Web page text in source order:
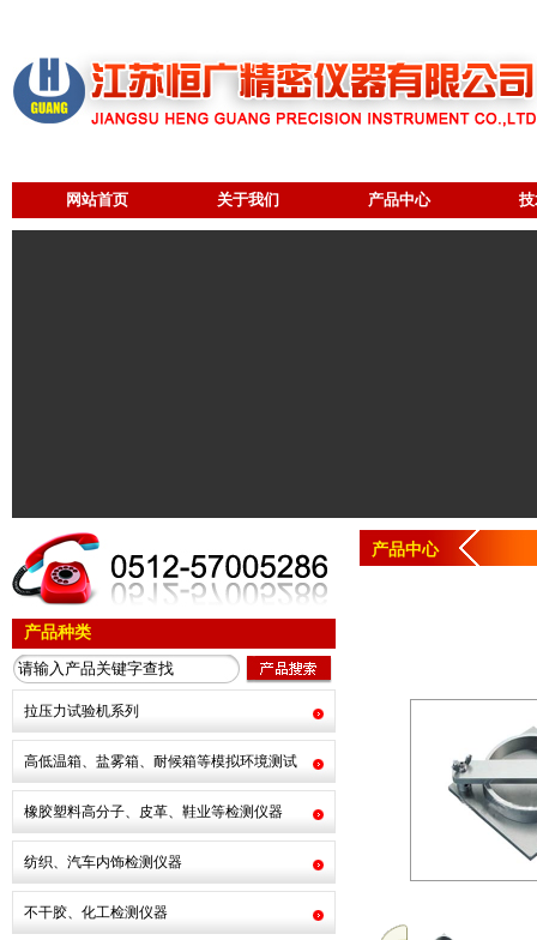
网站首页 关于我们 产品中心
产品种类
拉压力试验机系列
高低温箱、盐雾箱、耐候箱等模拟环境测试
橡胶塑料高分子、皮革、鞋业等检测仪器
纺织、汽车内饰检测仪器
不干胶、化工检测仪器
产品中心